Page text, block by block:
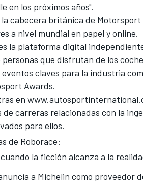
en los próximos años".
cabecera británica de
a nivel mundial en papel y online.
la plataforma digital
que disfrutan de los
claves para la industria
Awards.
en
de carreras relacionadas con la
para ellos.
de Roborace:
la ficción alcanza a la
a Michelin como proveedor